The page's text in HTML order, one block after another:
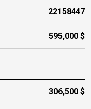
22158447
595,000 $
306,500 $